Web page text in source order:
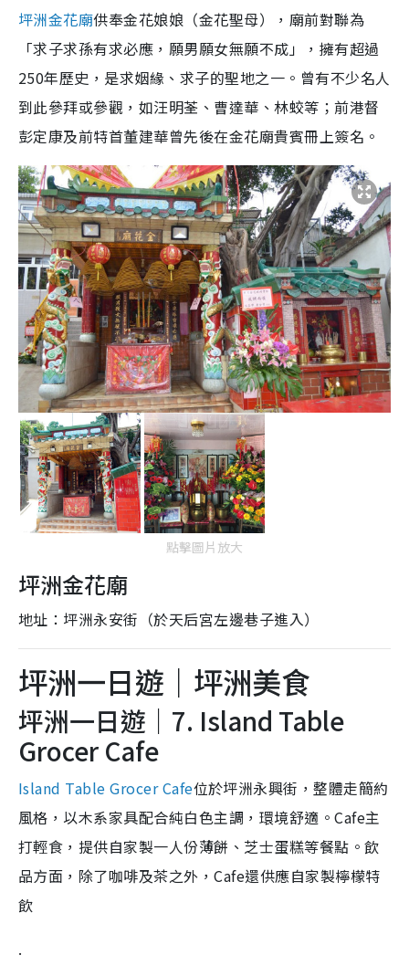
坪洲金花廟供奉金花娘娘（金花聖母），廟前對聯為
「求子求孫有求必應，願男願女無願不成」，擁有超過
250年歷史，是求姻緣、求子的聖地之一。曾有不少名人
到此參拜或參觀，如汪明荃、曹達華、林蛟等；前港督
彭定康及前特首董建華曾先後在金花廟貴賓冊上簽名。
點擊圖片放大
坪洲金花廟
地址：坪洲永安街（於天后宮左邊巷子進入）
坪洲一日遊｜坪洲美食
坪洲一日遊｜7. Island Table
Grocer Cafe
Island Table Grocer Cafe位於坪洲永興街，整體走簡約
風格，以木系家具配合純白色主調，環境舒適。Cafe主
打輕食，提供自家製一人份薄餅、芝士蛋糕等餐點。飲
品方面，除了咖啡及茶之外，Cafe還供應自家製檸檬特
飲
.